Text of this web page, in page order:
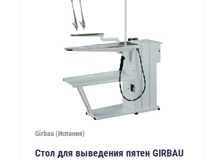
Girbau (Испания)
Стол для выведения пятен GIRBAU